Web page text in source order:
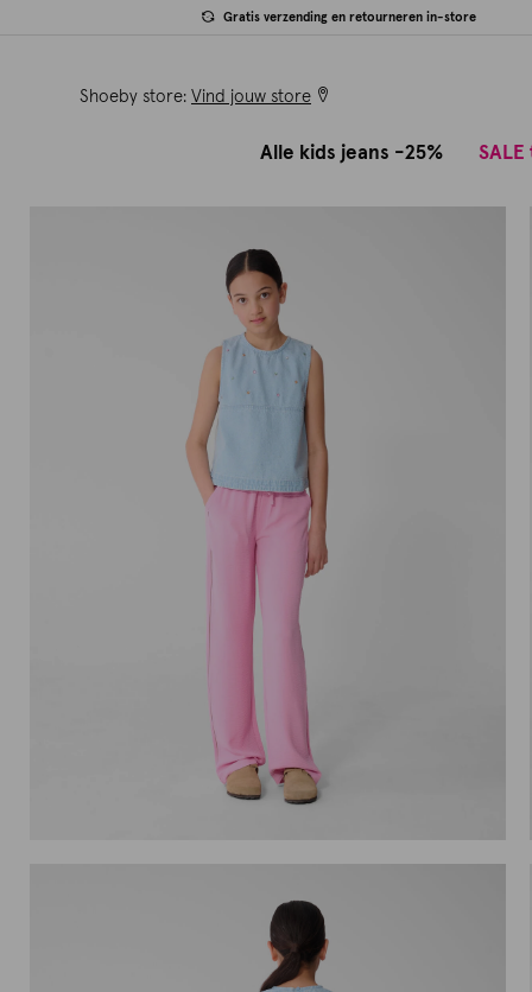
Gratis verzending en retourneren in-store
Shoeby store: Vind jouw store
Alle kids jeans -25%